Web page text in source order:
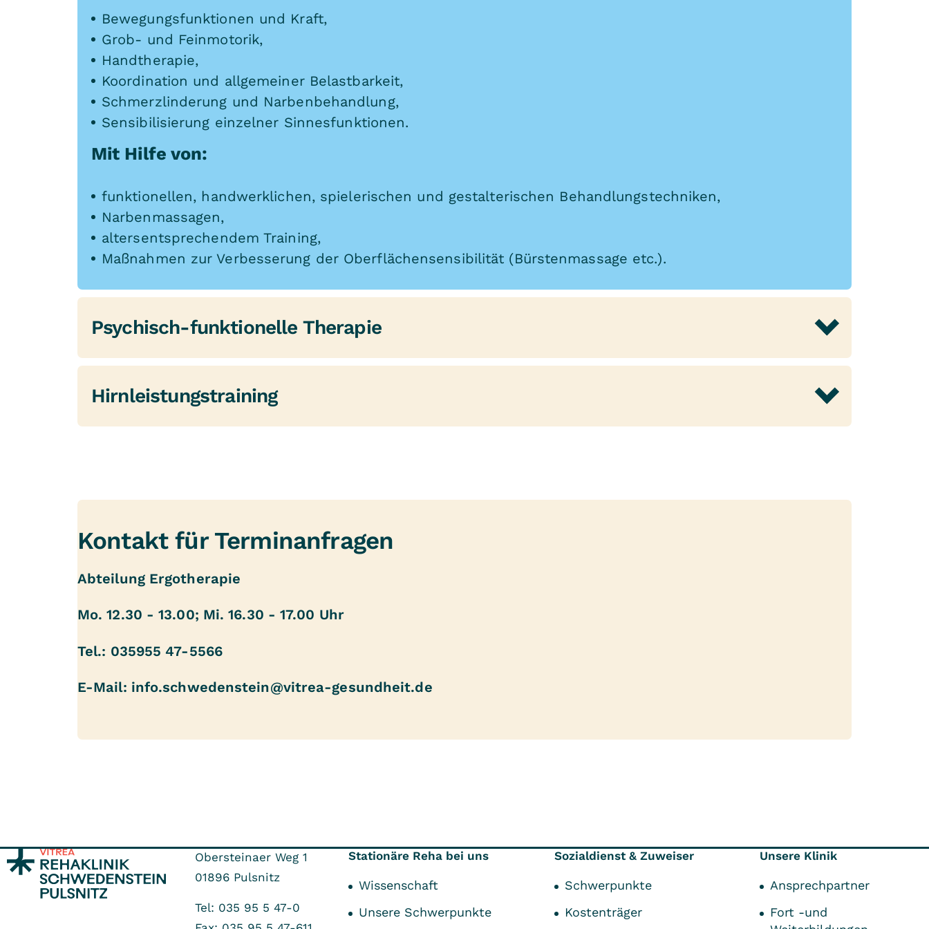
Bewegungsfunktionen und Kraft,
Grob- und Feinmotorik,
Handtherapie,
Koordination und allgemeiner Belastbarkeit,
Schmerzlinderung und Narbenbehandlung,
Sensibilisierung einzelner Sinnesfunktionen.
Mit Hilfe von:
funktionellen, handwerklichen, spielerischen und gestalterischen Behandlungstechniken,
Narbenmassagen,
altersentsprechendem Training,
Maßnahmen zur Verbesserung der Oberflächensensibilität (Bürstenmassage etc.).
Psychisch-funktionelle Therapie
Verbesserung und Erhalt von:
Hirnleistungstraining
Kontakt für Terminanfragen
Abteilung Ergotherapie
Mo. 12.30 - 13.00; Mi. 16.30 - 17.00 Uhr
Tel.: 035955 47-5566
E-Mail: info.schwedenstein@vitrea-gesundheit.de
Obersteinaer Weg 1
01896 Pulsnitz
Tel: 035 95 5 47-0
Stationäre Reha bei uns
Wissenschaft
Unsere Schwerpunkte
Sozialdienst & Zuweiser
Schwerpunkte
Kostenträger
Unsere Klinik
Ansprechpartner
Fort -und